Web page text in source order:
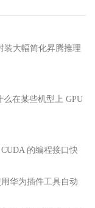
装大幅简化昇腾推理
么在某些机型上 GPU
的编程接口快
华为插件工具自动